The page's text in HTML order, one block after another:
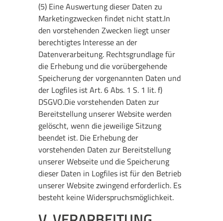
(5) Eine Auswertung dieser Daten zu
Marketingzwecken findet nicht statt.In
den vorstehenden Zwecken liegt unser
berechtigtes Interesse an der
Datenverarbeitung. Rechtsgrundlage für
die Erhebung und die vorübergehende
Speicherung der vorgenannten Daten und
der Logfiles ist Art. 6 Abs. 1 S. 1 lit. f)
DSGVO.Die vorstehenden Daten zur
Bereitstellung unserer Website werden
gelöscht, wenn die jeweilige Sitzung
beendet ist. Die Erhebung der
vorstehenden Daten zur Bereitstellung
unserer Webseite und die Speicherung
dieser Daten in Logfiles ist für den Betrieb
unserer Website zwingend erforderlich. Es
besteht keine Widerspruchsmöglichkeit.